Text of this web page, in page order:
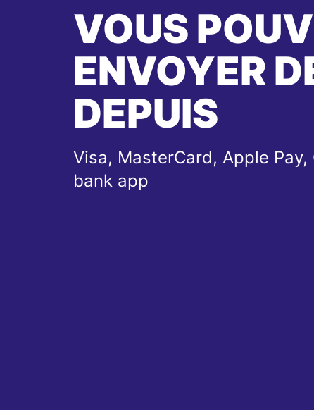
VOUS
ENVOYER
DEPUIS
Visa, MasterCard, Apple Pay,
bank app